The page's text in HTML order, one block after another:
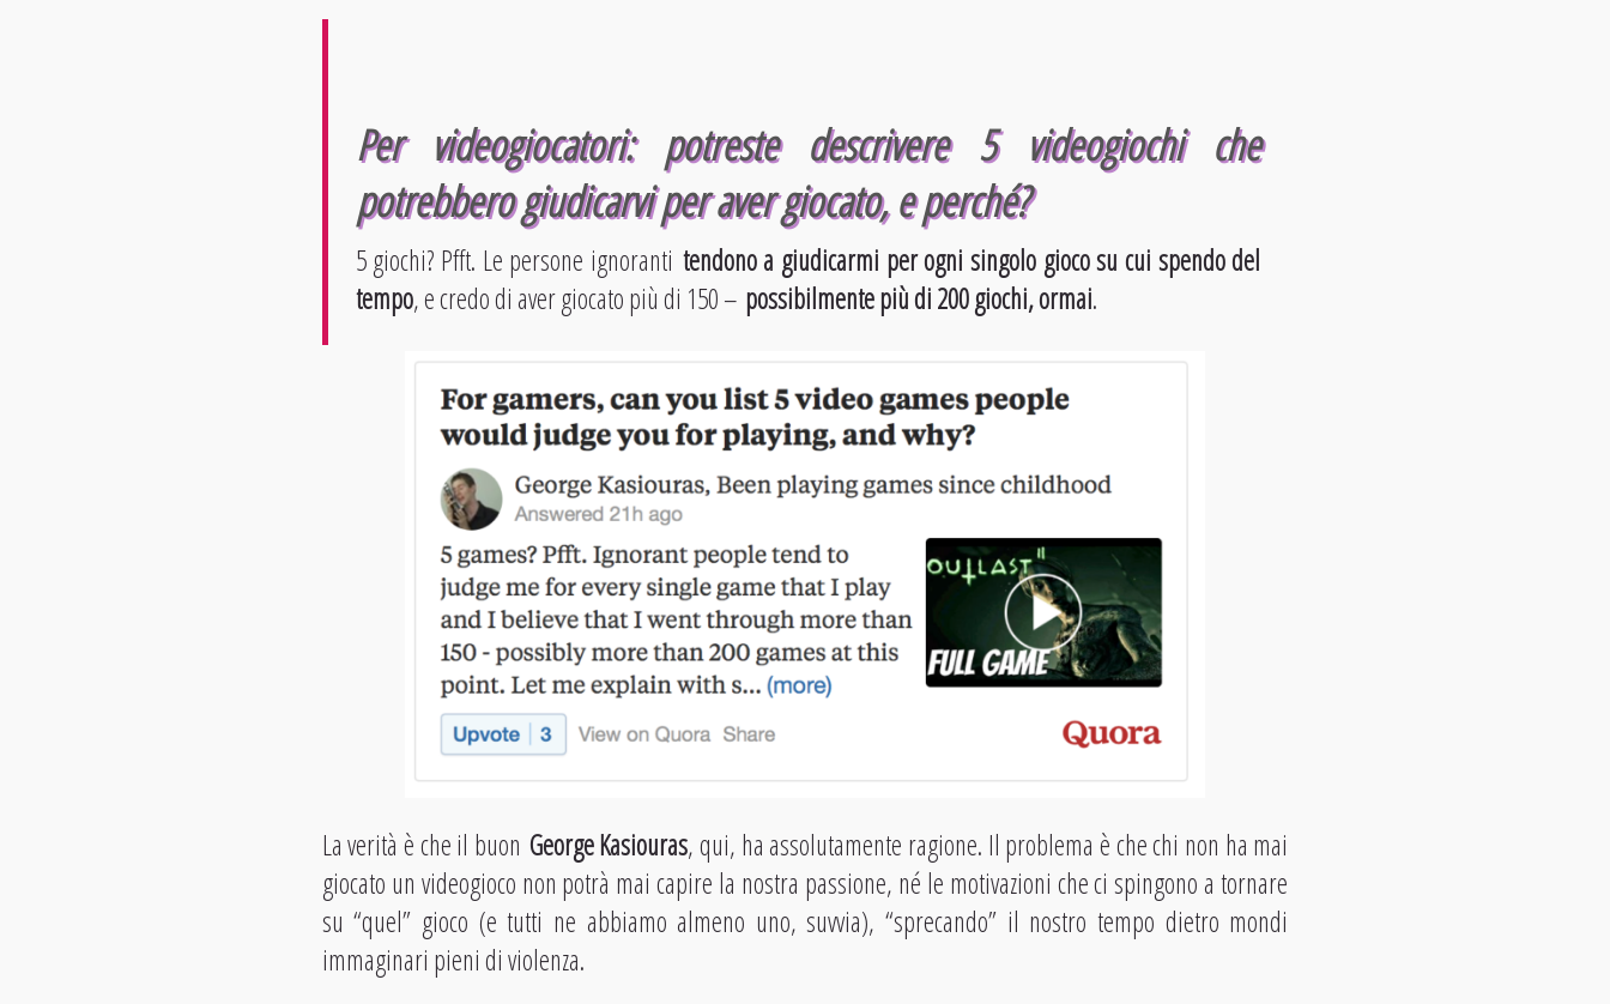
Per videogiocatori: potreste descrivere 5 videogiochi che
potrebbero giudicarvi per aver giocato, e perché?
5 giochi? Pfft. Le persone ignoranti tendono a giudicarmi per ogni singolo gioco su cui spendo del
tempo, e credo di aver giocato più di 150 – possibilmente più di 200 giochi, ormai.
La verità è che il buon George Kasiouras, qui, ha assolutamente ragione. Il problema è che chi non ha mai
giocato un videogioco non potrà mai capire la nostra passione, né le motivazioni che ci spingono a tornare
su “quel” gioco (e tutti ne abbiamo almeno uno, suvvia), “sprecando” il nostro tempo dietro mondi
immaginari pieni di violenza.